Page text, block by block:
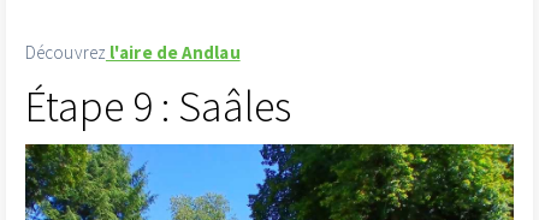
Découvrez l'aire de Andlau
Étape 9 : Saâles